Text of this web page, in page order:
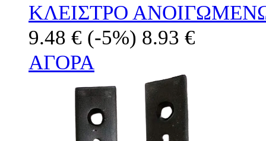
ΚΛΕΙΣΤΡΟ
9.48 € (-5%) 8.93 €
ΑΓΟΡΑ